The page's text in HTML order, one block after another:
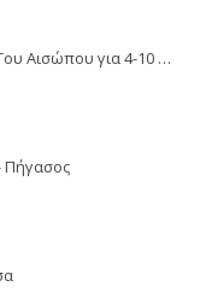
Playmobil Play+Give Μύθοι Του Αισώπου για 4-10 ετών
Πήγασος